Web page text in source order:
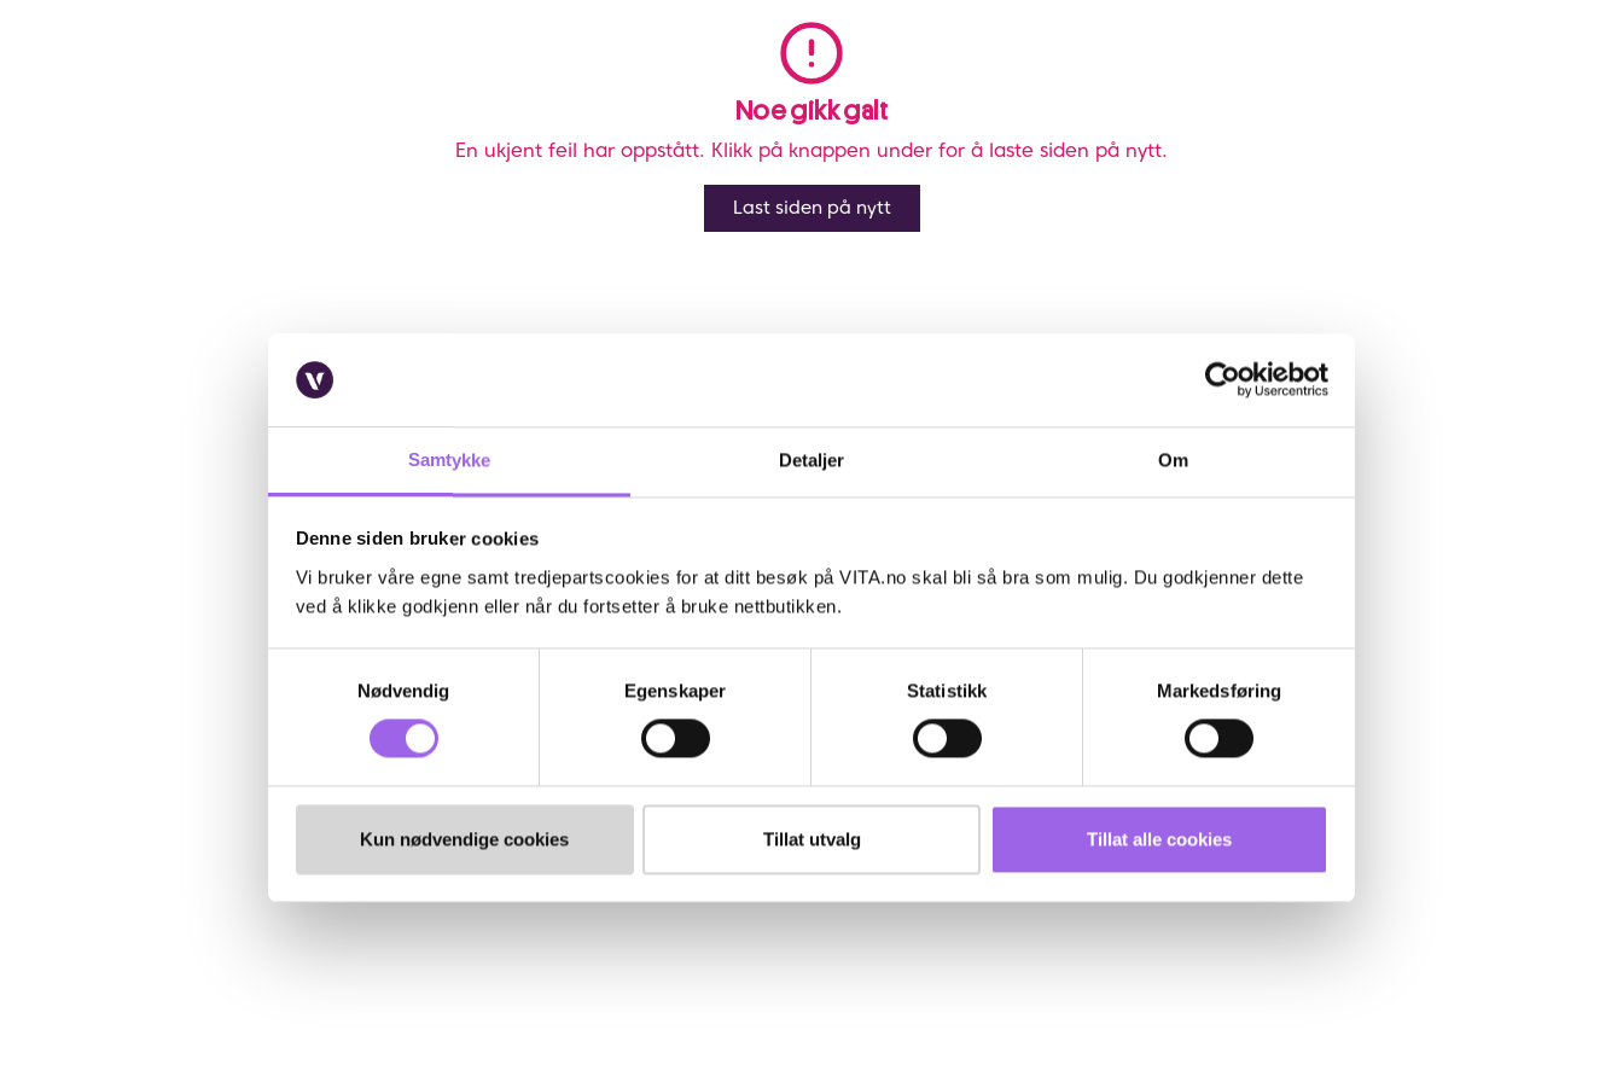
Samtykke Detaljer Om
Denne siden bruker cookies
Vi bruker våre egne samt tredjepartscookies for at ditt besøk på VITA.no skal bli så bra som mulig. Du godkjenner dette
ved å klikke godkjenn eller når du fortsetter å bruke nettbutikken.
Nødvendig
Egenskaper Statistikk Markedsføring
Kun nødvendige cookies Tillat utvalg Tillat alle cookies
Noe gikk galt
En ukjent feil har oppstått. Klikk på knappen under for å laste siden på nytt.
Last siden på nytt